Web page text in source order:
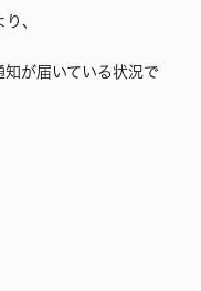
、
が届いている状況で